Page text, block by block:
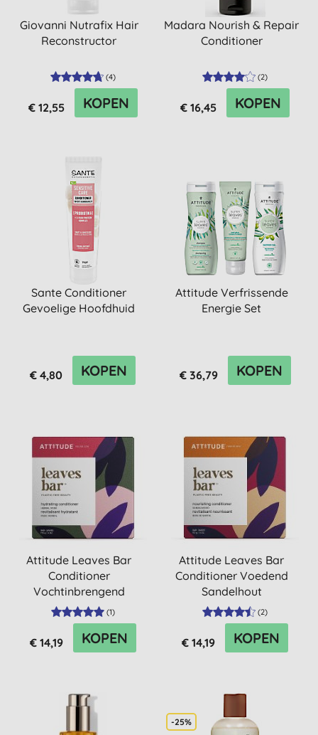
Giovanni Nutrafix Hair
Reconstructor
(4)
€ 12,55 KOPEN
Madara Nourish & Repair
Conditioner
(2)
€ 16,45 KOPEN
Sante Conditioner
Gevoelige Hoofdhuid
€ 4,80 KOPEN
Attitude Verfrissende
Energie Set
€ 36,79 KOPEN
Attitude Leaves Bar
Conditioner
Vochtinbrengend
Kruidengeur
(1)
€ 14,19 KOPEN
Attitude Leaves Bar
Conditioner Voedend
Sandelhout
(2)
€ 14,19 KOPEN
-25%